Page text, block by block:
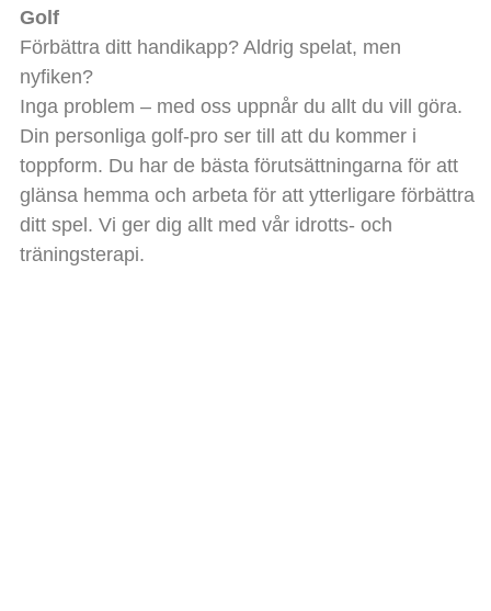
Golf
Förbättra ditt handikapp? Aldrig spelat, men
nyfiken?
Inga problem – med oss uppnår du allt du vill göra.
Din personliga golf-pro ser till att du kommer i
toppform. Du har de bästa förutsättningarna för att
glänsa hemma och arbeta för att ytterligare förbättra
ditt spel. Vi ger dig allt med vår idrotts- och
träningsterapi.